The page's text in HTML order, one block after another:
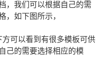
，我们可以根据自己的需
，如下图所示，
可以看到有很多模板可供
己的需要选择相应的模